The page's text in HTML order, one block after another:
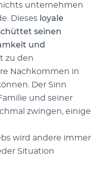
unternehmen
Dieses loyale
seinen
und
zu den
Nachkommen in
Der Sinn
und seiner
zwingen, einige
wird andere immer
Situation